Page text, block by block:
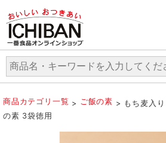
商品カテゴリ一覧 > ご飯の素 > もち麦入
の素 3袋徳用